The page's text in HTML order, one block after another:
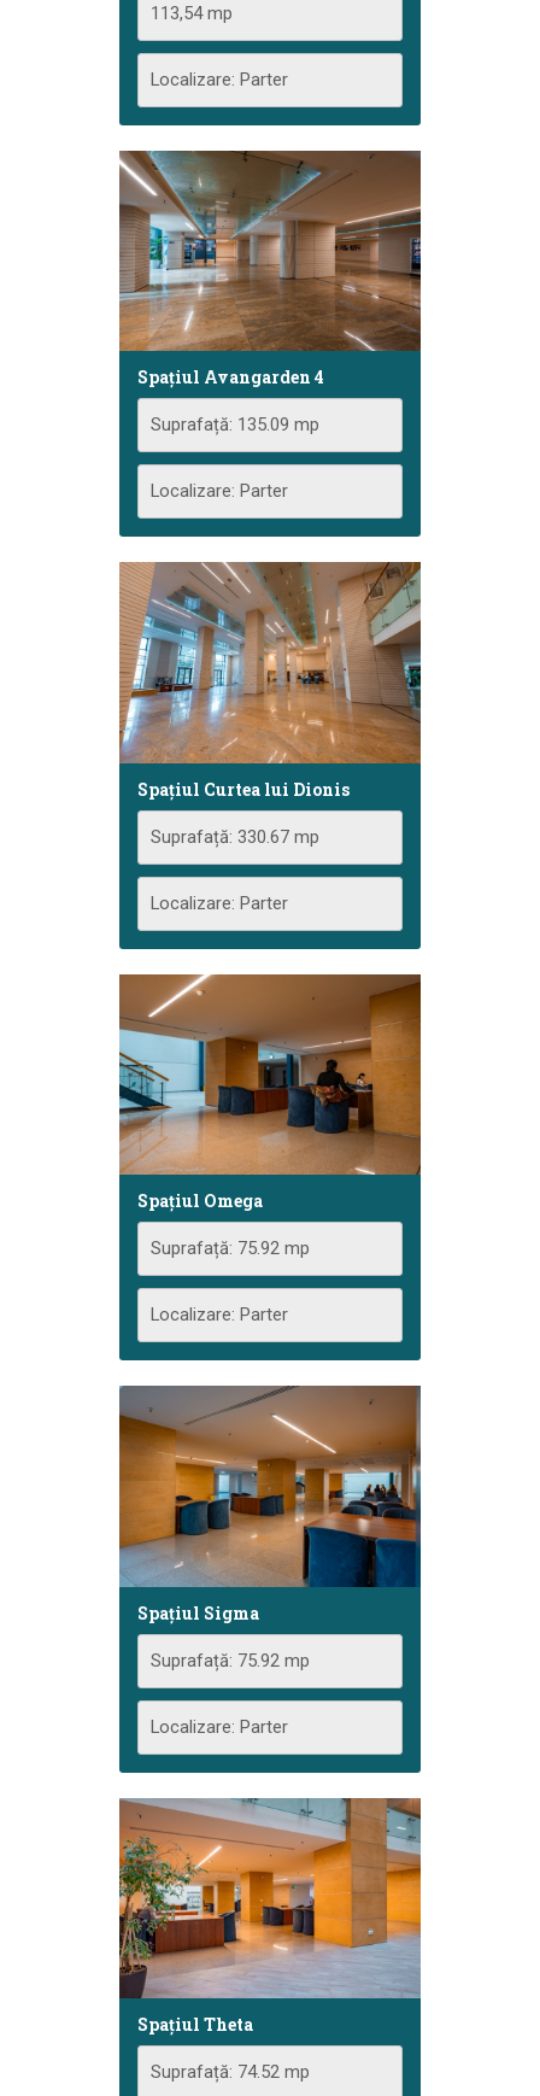
113,54 mp
Localizare: Parter
Spațiul Avangarden 4
Suprafață: 135.09 mp
Localizare: Parter
Spațiul Curtea lui Dionis
Suprafață: 330.67 mp
Localizare: Parter
Spațiul Omega
Suprafață: 75.92 mp
Localizare: Parter
Spațiul Sigma
Suprafață: 75.92 mp
Localizare: Parter
Spațiul Theta
Suprafață: 74.52 mp